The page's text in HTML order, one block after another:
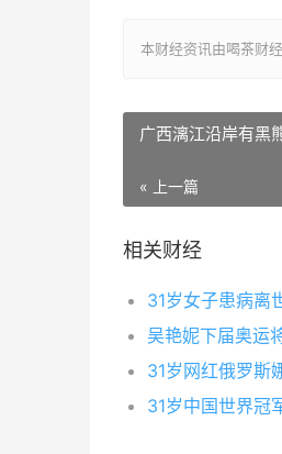
本财经资讯由喝茶财
广西漓江沿岸有黑
« 上一篇
相关财经
31岁女子患病离
吴艳妮下届奥运
31岁网红俄罗斯
31岁中国世界冠